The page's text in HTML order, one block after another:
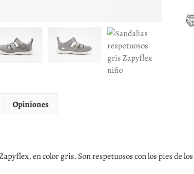
Opiniones
en color gris. Son respetuosos con los pies de